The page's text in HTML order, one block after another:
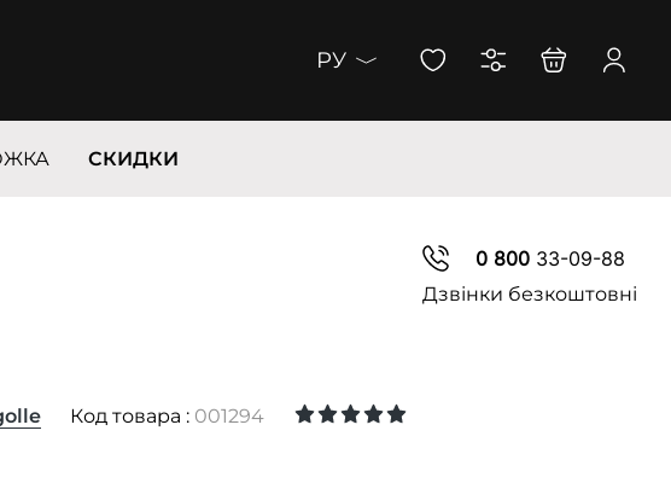
РУ
СКИДКИ
0 80033-09-88
Дзвінки безкоштовні
Код товара : 001294